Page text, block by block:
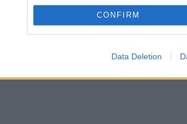
CONFIRM
Data Deletion